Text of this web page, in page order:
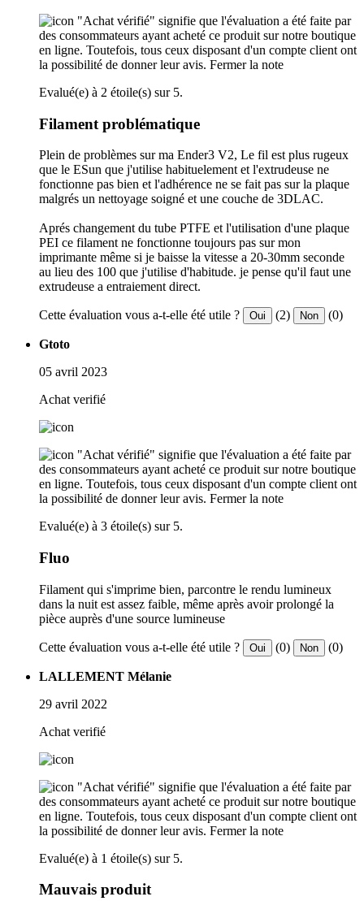
"Achat vérifié" signifie que l'évaluation a été faite par
des consommateurs ayant acheté ce produit sur notre boutique
en ligne. Toutefois, tous ceux disposant d'un compte client ont
la possibilité de donner leur avis. Fermer la note
Evalué(e) à 2 étoile(s) sur 5.
Filament problématique
Plein de problèmes sur ma Ender3 V2, Le fil est plus rugeux
que le ESun que j'utilise habituelement et l'extrudeuse ne
fonctionne pas bien et l'adhérence ne se fait pas sur la plaque
malgrés un nettoyage soigné et une couche de 3DLAC.
Aprés changement du tube PTFE et l'utilisation d'une plaque
PEI ce filament ne fonctionne toujours pas sur mon
imprimante même si je baisse la vitesse a 20-30mm seconde
au lieu des 100 que j'utilise d'habitude. je pense qu'il faut une
extrudeuse a entraiement direct.
Cette évaluation vous a-t-elle été utile ? Oui (2) Non (0)
Gtoto
05 avril 2023
Achat verifié
"Achat vérifié" signifie que l'évaluation a été faite par
des consommateurs ayant acheté ce produit sur notre boutique
en ligne. Toutefois, tous ceux disposant d'un compte client ont
la possibilité de donner leur avis. Fermer la note
Evalué(e) à 3 étoile(s) sur 5.
Fluo
Filament qui s'imprime bien, parcontre le rendu lumineux
dans la nuit est assez faible, même après avoir prolongé la
pièce auprès d'une source lumineuse
Cette évaluation vous a-t-elle été utile ? Oui (0) Non (0)
LALLEMENT Mélanie
29 avril 2022
Achat verifié
"Achat vérifié" signifie que l'évaluation a été faite par
des consommateurs ayant acheté ce produit sur notre boutique
en ligne. Toutefois, tous ceux disposant d'un compte client ont
la possibilité de donner leur avis. Fermer la note
Evalué(e) à 1 étoile(s) sur 5.
Mauvais produit